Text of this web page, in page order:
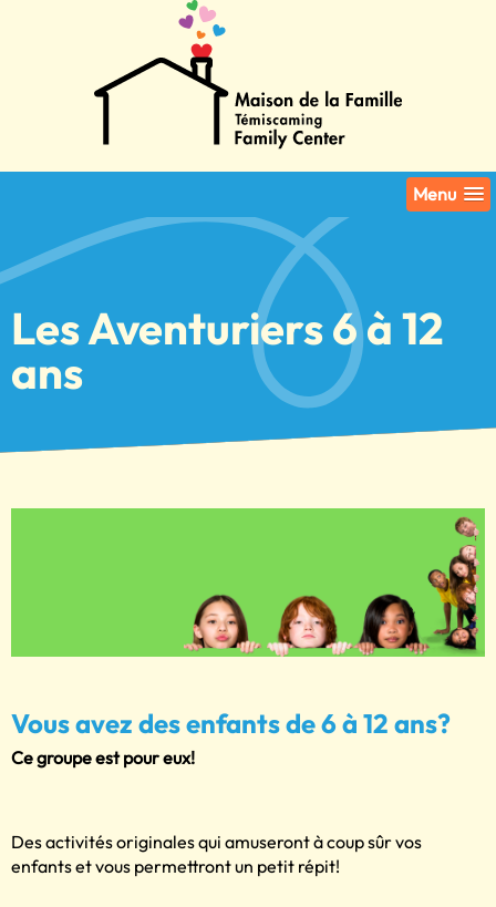
Menu
Les Aventuriers 6 à 12
ans
Vous avez des enfants de 6 à 12 ans?
Ce groupe est pour eux!
Des activités originales qui amuseront à coup sûr vos
enfants et vous permettront un petit répit!